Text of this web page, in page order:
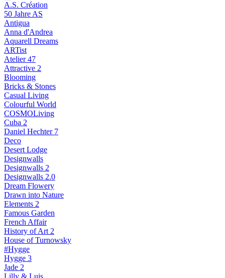
A.S. Création
50 Jahre AS
Antigua
Anna d'Andrea
Aquarell Dreams
ARTist
Atelier 47
Attractive 2
Blooming
Bricks & Stones
Casual Living
Colourful World
COSMOLiving
Cuba 2
Daniel Hechter 7
Deco
Desert Lodge
Designwalls
Designwalls 2
Designwalls 2.0
Dream Flowery
Drawn into Nature
Elements 2
Famous Garden
French Affair
History of Art 2
House of Turnowsky
#Hygge
Hygge 3
Jade 2
Lilly & Luis